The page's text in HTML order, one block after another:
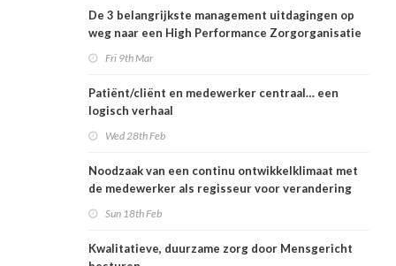
De 3 belangrijkste management uitdagingen op
weg naar een High Performance Zorgorganisatie
Fri 9th Mar
Patiënt/cliënt en medewerker centraal… een
logisch verhaal
Wed 28th Feb
Noodzaak van een continu ontwikkelklimaat met
de medewerker als regisseur voor verandering
Sun 18th Feb
Kwalitatieve, duurzame zorg door Mensgericht